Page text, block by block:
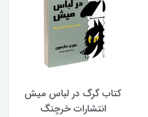
کتاب گرگ در لباس میش
انتشارات خرچنگ